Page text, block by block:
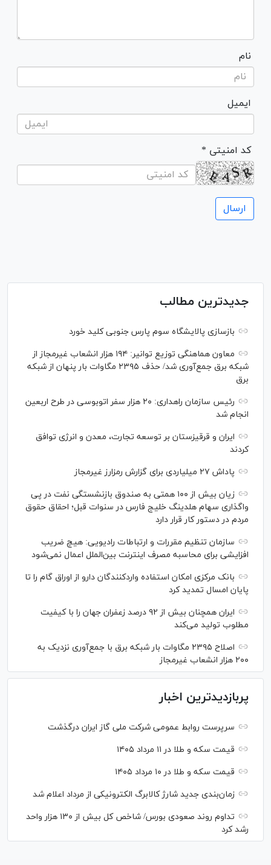
نام
ایمیل
* کد امنیتی
جدیدترین مطالب
بازسازی پالایشگاه سوم پارس جنوبی کلید خورد
معاون هماهنگی توزیع توانیر: ۱۹۴ هزار انشعاب غیرمجاز از
شبکه برق جمع‌آوری شد/ حذف ۲۳۹۵ مگاوات بار پنهان از شبکه
برق
رئیس سازمان راهداری: ۲۰ هزار سفر اتوبوسی در طرح اربعین
انجام شد
ایران و قرقیزستان بر توسعه تجارت، معدن و انرژی توافق
کردند
پاداش ۲۷ میلیاردی برای گزارش رمزارز غیرمجاز
زیان بیش از ۱۰۰ همتی به صندوق بازنشستگی نفت در پی
واگذاری سهام هلدینگ خلیج فارس در سنوات قبل؛ احقاق حقوق
مردم در دستور کار قرار دارد
سازمان تنظیم مقررات و ارتباطات رادیویی: هیچ ضریب
افزایشی برای محاسبه مصرف اینترنت بین‌الملل اعمال نمی‌شود
بانک مرکزی امکان استفاده واردکنندگان دارو از اوراق گام را تا
پایان امسال تمدید کرد
ایران همچنان بیش از ۹۲ درصد زعفران جهان را با کیفیت
مطلوب تولید می‌کند
اصلاح ۲۳۹۵ مگاوات بار شبکه برق با جمع‌آوری نزدیک به
۲۰۰ هزار انشعاب غیرمجاز
پربازدیدترین اخبار
سرپرست روابط عمومی شرکت ملی گاز ایران درگذشت
قیمت سکه و طلا در ۱۱ مرداد ۱۴۰۵
قیمت سکه و طلا در ۱۰ مرداد ۱۴۰۵
زمان‌بندی جدید شارژ کالابرگ الکترونیکی از مرداد اعلام شد
تداوم روند صعودی بورس/ شاخص کل بیش از ۱۳۰ هزار واحد
رشد کرد